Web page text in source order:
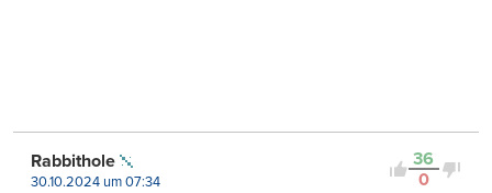
36
0
Rabbithole
30.10.2024 um 07:34